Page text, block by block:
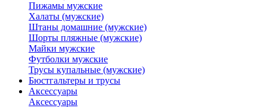
Пижамы мужские
Халаты (мужские)
Штаны домашние (мужские)
Шорты пляжные (мужские)
Майки мужские
Футболки мужские
Трусы купальные (мужские)
Бюстгальтеры и трусы
Аксессуары
Аксессуары